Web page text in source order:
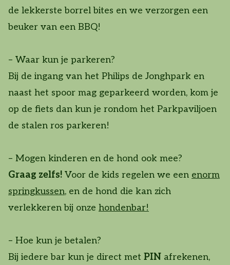
de lekkerste borrel bites en we verzorgen een
beuker van een BBQ!
– Waar kun je parkeren?
Bij de ingang van het Philips de Jonghpark en
naast het spoor mag geparkeerd worden, kom je
op de fiets dan kun je rondom het Parkpaviljoen
de stalen ros parkeren!
– Mogen kinderen en de hond ook mee?
Graag zelfs! Voor de kids regelen we een enorm
springkussen, en de hond die kan zich
verlekkeren bij onze hondenbar!
– Hoe kun je betalen?
Bij iedere bar kun je direct met PIN afrekenen,